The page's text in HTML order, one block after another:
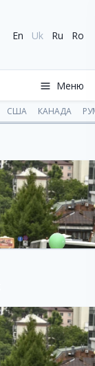
En Uk Ru Ro
Меню
США КАНАДА